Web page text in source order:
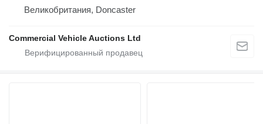
Великобритания, Doncaster
Commercial Vehicle Auctions Ltd